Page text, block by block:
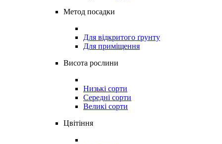
Метод посадки
Для відкритого ґрунту
Для приміщення
Висота рослини
Низькі сорти
Середні сорти
Великі сорти
Цвітіння